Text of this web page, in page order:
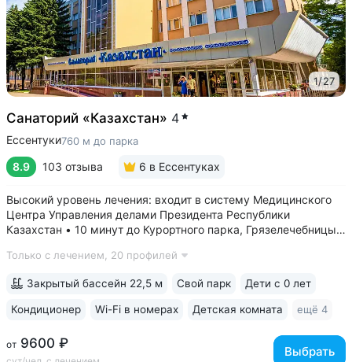
1/27
Санаторий «Казахстан» 4
Ессентуки760 м до парка
8.9 103 отзыва 6 в Ессентуках
Высокий уровень лечения: входит в систему Медицинского
Центра Управления делами Президента Республики
Казахстан • 10 минут до Курортного парка, Грязелечебницы
и «Ессентуки-Новая» • Санаторий с восточным колоритом
Только с лечением, 20 профилей
от 9600 ₽ Выбрать
Закрытый бассейн 22,5 м Свой парк Дети с 0 лет
Кондиционер Wi-Fi в номерах Детская комната ещё 4